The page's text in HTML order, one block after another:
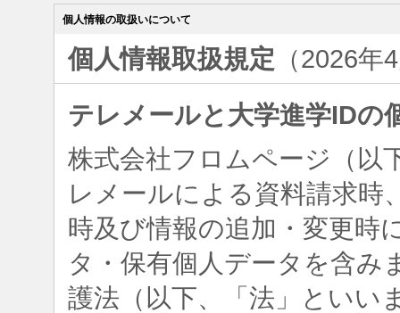
個人情報の取扱いについて
個人情報取扱規定 （2026
テレメールと大学進学IDの
株式会社フロムページ（以
レメールによる資料請求時
時及び情報の追加・変更時
タ・保有個人データを含み
護法（以下、「法」といい